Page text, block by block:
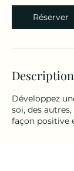
Réserver
Développez
soi, des
façon positive